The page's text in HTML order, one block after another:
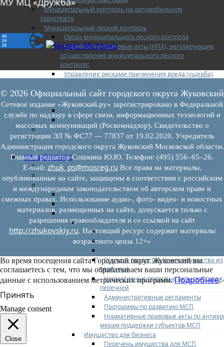
Муниципальный контроль на автомобильном
транспорте
Муниципальный лесной контроль
Орган муниципального лесного контроля
Нормативно-правовые акты (НПА), регулирующие
осуществление муниципального лесного
контроля:
Управление рисками причинения вреда (ущерба)
осуществлении государственного контроля
(надзора), муниципального контроля
Программа профилактики
Доклады муниципального лесного контроля
Муниципальный контроль за ЕТО
Муниципальный контроль в сфере
благоустройства
МАЛЫЙ БИЗНЕС
Прием предпринимателей
Новости МСП
Поддержка МСП
Финансовая поддержка
Имущественная поддержка
Нормативно-правовые акты
Федеральное законодательство
Региональное законодательство
Порядок предоставления имущества из
перечней
Нормативные правовые акты по
перечней
Административные регламенты
Программы по развитию МСП
Нормативные правовые акты по
мерам поддержки субъектов МСП
Имущество для бизнеса
Перечень имущества для МСП
© 2026 Официальный сайт городского округа Жуковский
Сетевое издание «Жуковский.ру» зарегистрировано в Федеральной
службе по надзору в сфере связи, информационных технологий и
массовых коммуникаций (Роскомнадзор). Свидетельство о
регистрации ЭЛ № ФС77 — 77837 от 19.02.2020. Учредитель
Администрация городского округа Жуковский Московской области.
Главный редактор Сошкина Ю.Ю. Телефон: (495) 556–65–26.
E‑mail: zhuk_ps@mosreg.ru Все права на материалы,
опубликованные на сайте, защищены в соответствии с российским
и международным законодательством об авторском праве и
смежных правах. Использование аудио-, фото- видео- и новостных
материалов, размещенных на сайте, допускается только с
разрешения правообладателя и со ссылкой на сайт
http://zhukovskiy.ru. Настоящий ресурс содержит материалы
возрастного ценза 12+»
Во время посещения сайта Городской округ Жуковский вы
соглашаетесь с тем, что мы обрабатываем ваши персональные
данные с использованием метрических программ.Подробнее.
Принять
Manage consent
Close